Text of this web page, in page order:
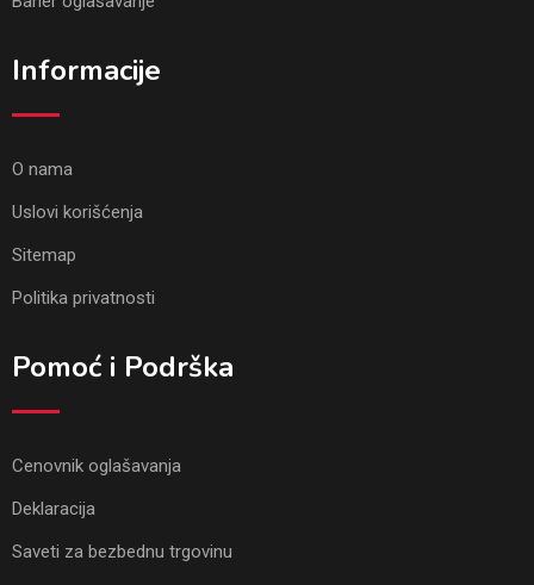
Informacije
O nama
Uslovi korišćenja
Sitemap
Politika privatnosti
Pomoć i Podrška
Cenovnik oglašavanja
Deklaracija
Saveti za bezbednu trgovinu